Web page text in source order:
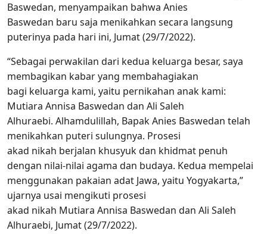
Baswedan, menyampaikan bahwa Anies
Baswedan baru saja menikahkan secara langsung
puterinya pada hari ini, Jumat (29/7/2022).
“Sebagai perwakilan dari kedua keluarga besar, saya
membagikan kabar yang membahagiakan
bagi keluarga kami, yaitu pernikahan anak kami:
Mutiara Annisa Baswedan dan Ali Saleh
Alhuraebi. Alhamdulillah, Bapak Anies Baswedan telah
menikahkan puteri sulungnya. Prosesi
akad nikah berjalan khusyuk dan khidmat penuh
dengan nilai-nilai agama dan budaya. Kedua mempelai
menggunakan pakaian adat Jawa, yaitu Yogyakarta,”
ujarnya usai mengikuti prosesi
akad nikah Mutiara Annisa Baswedan dan Ali Saleh
Alhuraebi, Jumat (29/7/2022).